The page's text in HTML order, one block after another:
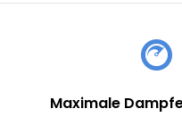
Maximale